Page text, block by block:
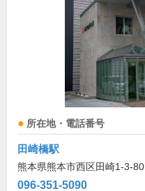
所在地・電話番号
田崎橋駅
熊本県熊本市西区田崎1-3-80
096-351-5090